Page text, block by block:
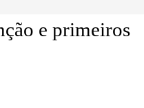
e primeiros